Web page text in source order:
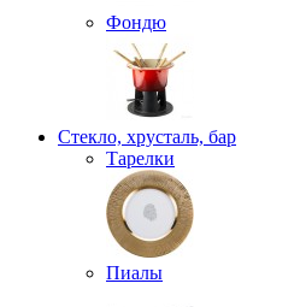
Фондю
Стекло, хрусталь, бар
Тарелки
Пиалы